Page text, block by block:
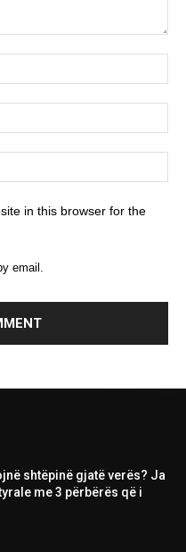
in this browser for the
email.
shtëpinë gjatë verës? Ja
me 3 përbërës që i